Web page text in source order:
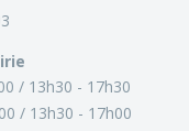
13h30 - 17h30
13h30 - 17h00